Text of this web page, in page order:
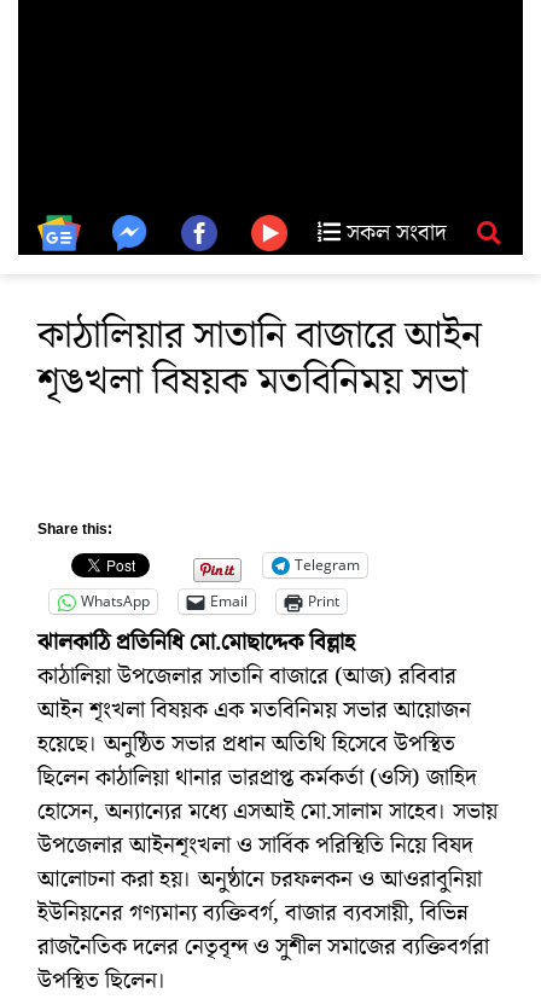
সকল সংবাদ
কাঠালিয়ার সাতানি বাজারে আইন
শৃঙখলা বিষয়ক মতবিনিময় সভা
Share this:
Telegram
WhatsApp
Email Print
ঝালকাঠি প্রতিনিধি মো.মোছাদ্দেক বিল্লাহ
কাঠালিয়া উপজেলার সাতানি বাজারে (আজ) রবিবার
আইন শৃংখলা বিষয়ক এক মতবিনিময় সভার আয়োজন
হয়েছে। অনুষ্ঠিত সভার প্রধান অতিথি হিসেবে উপস্থিত
ছিলেন কাঠালিয়া থানার ভারপ্রাপ্ত কর্মকর্তা (ওসি) জাহিদ
হোসেন, অন্যান্যের মধ্যে এসআই মো.সালাম সাহেব। সভায়
উপজেলার আইনশৃংখলা ও সার্বিক পরিস্থিতি নিয়ে বিষদ
আলোচনা করা হয়। অনুষ্ঠানে চরফলকন ও আওরাবুনিয়া
ইউনিয়নের গণ্যমান্য ব্যক্তিবর্গ, বাজার ব্যবসায়ী, বিভিন্ন
রাজনৈতিক দলের নেতৃবৃন্দ ও সুশীল সমাজের ব্যক্তিবর্গরা
উপস্থিত ছিলেন।